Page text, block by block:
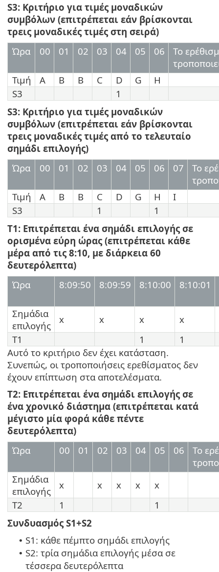
S3: Κριτήριο για τιμές μοναδικών
συμβόλων (επιτρέπεται εάν βρίσκονται
τρεις μοναδικές τιμές στη σειρά)
Ώρα
00 01 02 03 04 05 06
Το
Τιμή
Α B B C D G
H
S3
1
S3: Κριτήριο για τιμές μοναδικών
συμβόλων (επιτρέπεται εάν βρίσκονται
τρεις μοναδικές τιμές από το τελευταίο
σημάδι επιλογής)
Ώρα
00 01 02 03 04 05 06 07
Το
Τιμή
Α B B C D G H
I
S3
1
1
T1: Επιτρέπεται ένα σημάδι επιλογής σε
ορισμένα εύρη ώρας (επιτρέπεται κάθε
μέρα από τις 8:10, με διάρκεια 60
δευτερόλεπτα)
Ώρα
8:09:50 8:09:59 8:10:00 8:10:01
Σημάδια
επιλογής
x x x
x
T1
1
1
Αυτό το κριτήριο δεν έχει κατάσταση.
Συνεπώς, οι τροποποιήσεις ερεθίσματος δεν
έχουν επίπτωση στα αποτελέσματα.
T2: Επιτρέπεται ένα σημάδι επιλογής σε
ένα χρονικό διάστημα (επιτρέπεται κατά
μέγιστο μία φορά κάθε πέντε
δευτερόλεπτα)
Ώρα
00 01 02 03 04 05 06
Το
Σημάδια
επιλογής
x x x x
x
T2
1
1
Συνδυασμός S1+S2
• S1: κάθε πέμπτο σημάδι επιλογής
• S2: τρία σημάδια επιλογής μέσα σε
τέσσερα δευτερόλεπτα